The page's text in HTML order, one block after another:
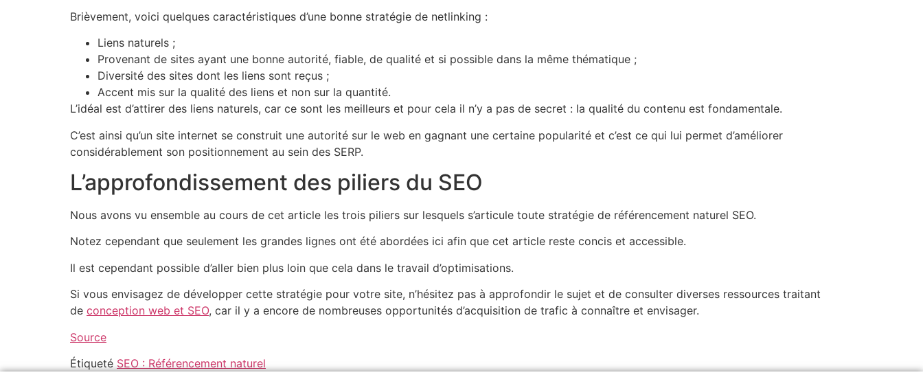
Brièvement, voici quelques caractéristiques d’une bonne stratégie de netlinking :
Liens naturels ;
Provenant de sites ayant une bonne autorité, fiable, de qualité et si possible dans la même thématique ;
Diversité des sites dont les liens sont reçus ;
Accent mis sur la qualité des liens et non sur la quantité.
L’idéal est d’attirer des liens naturels, car ce sont les meilleurs et pour cela il n’y a pas de secret : la qualité du contenu est fondamentale.
C’est ainsi qu’un site internet se construit une autorité sur le web en gagnant une certaine popularité et c’est ce qui lui permet d’améliorer
considérablement son positionnement au sein des SERP.
L’approfondissement des piliers du SEO
Nous avons vu ensemble au cours de cet article les trois piliers sur lesquels s’articule toute stratégie de référencement naturel SEO.
Notez cependant que seulement les grandes lignes ont été abordées ici afin que cet article reste concis et accessible.
Il est cependant possible d’aller bien plus loin que cela dans le travail d’optimisations.
Si vous envisagez de développer cette stratégie pour votre site, n’hésitez pas à approfondir le sujet et de consulter diverses ressources traitant
de conception web et SEO, car il y a encore de nombreuses opportunités d’acquisition de trafic à connaître et envisager.
Source
Étiqueté SEO : Référencement naturel